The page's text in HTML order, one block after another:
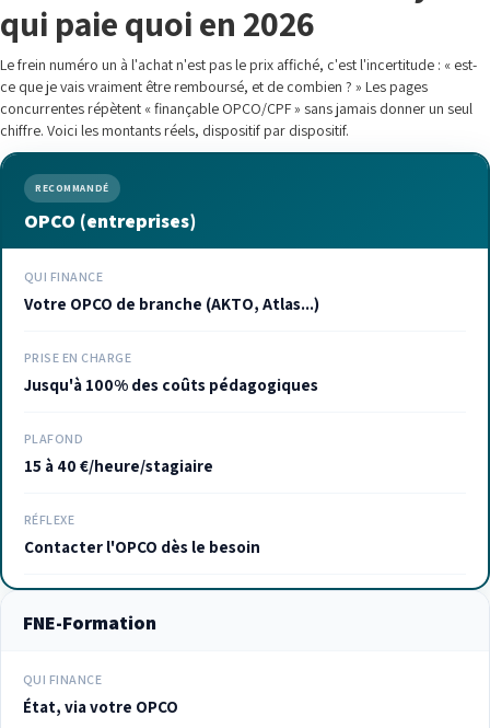
qui paie quoi en 2026
Le frein numéro un à l'achat n'est pas le prix affiché, c'est l'incertitude : « est-
ce que je vais vraiment être remboursé, et de combien ? » Les pages
concurrentes répètent « finançable OPCO/CPF » sans jamais donner un seul
chiffre. Voici les montants réels, dispositif par dispositif.
RECOMMANDÉ
OPCO (entreprises)
QUI FINANCE
Votre OPCO de branche (AKTO, Atlas...)
PRISE EN CHARGE
Jusqu'à 100% des coûts pédagogiques
PLAFOND
15 à 40 €/heure/stagiaire
RÉFLEXE
Contacter l'OPCO dès le besoin
FNE-Formation
QUI FINANCE
État, via votre OPCO